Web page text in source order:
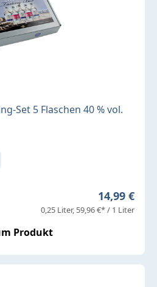
Set 5 Flaschen 40 % vol.
Regulärer
14,99 €
0,25 Liter 59,96 €* / 1 Liter
Produkt